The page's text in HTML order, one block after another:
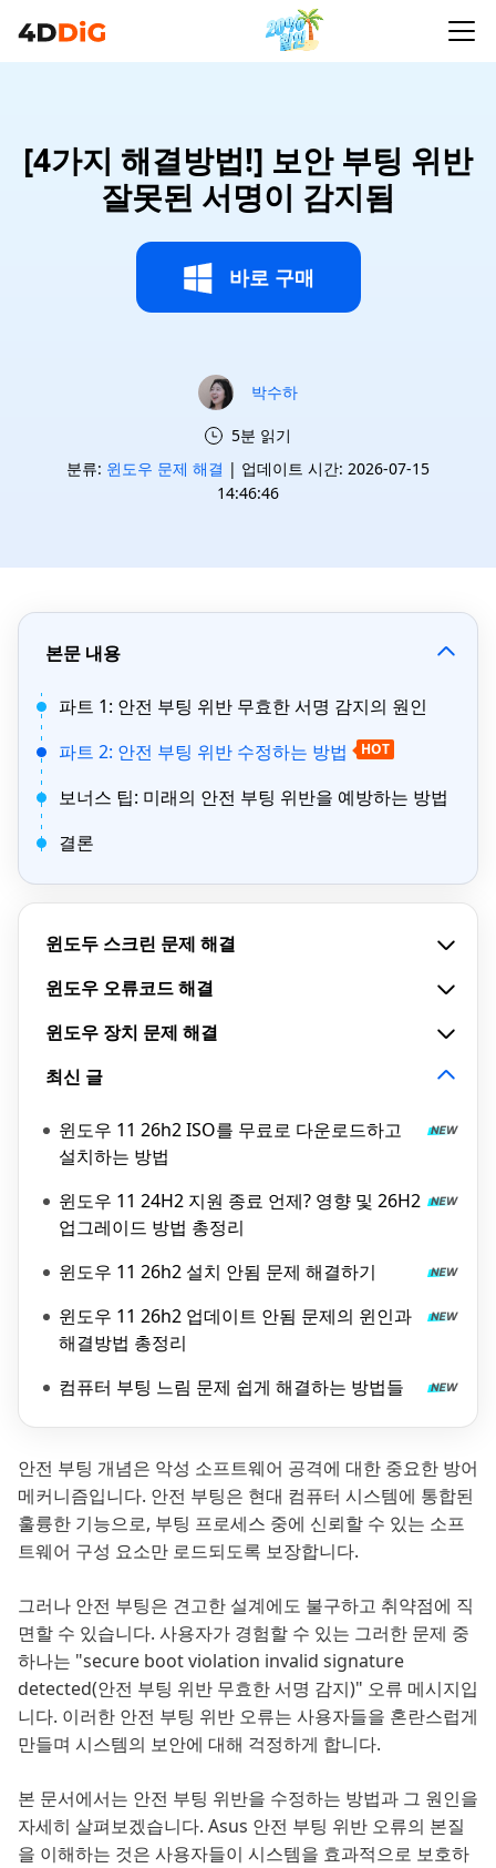
[4가지 해결방법!] 보안 부팅 위반
잘못된 서명이 감지됨
바로 구매
박수하
5분 읽기
분류: 윈도우 문제 해결 | 업데이트 시간: 2026-07-15
14:46:46
본문 내용
파트 1: 안전 부팅 위반 무효한 서명 감지의 원인
파트 2: 안전 부팅 위반 수정하는 방법
HOT
보너스 팁: 미래의 안전 부팅 위반을 예방하는 방법
결론
윈도두 스크린 문제 해결
윈도우 오류코드 해결
윈도우 장치 문제 해결
최신 글
윈도우 11 26h2 ISO를 무료로 다운로드하고
설치하는 방법
윈도우 11 24H2 지원 종료 언제? 영향 및 26H2
업그레이드 방법 총정리
윈도우 11 26h2 설치 안됨 문제 해결하기
윈도우 11 26h2 업데이트 안됨 문제의 윈인과
해결방법 총정리
컴퓨터 부팅 느림 문제 쉽게 해결하는 방법들
안전 부팅 개념은 악성 소프트웨어 공격에 대한 중요한 방어
메커니즘입니다. 안전 부팅은 현대 컴퓨터 시스템에 통합된
훌륭한 기능으로, 부팅 프로세스 중에 신뢰할 수 있는 소프
트웨어 구성 요소만 로드되도록 보장합니다.
그러나 안전 부팅은 견고한 설계에도 불구하고 취약점에 직
면할 수 있습니다. 사용자가 경험할 수 있는 그러한 문제 중
하나는 "secure boot violation invalid signature
detected(안전 부팅 위반 무효한 서명 감지)" 오류 메시지입
니다. 이러한 안전 부팅 위반 오류는 사용자들을 혼란스럽게
만들며 시스템의 보안에 대해 걱정하게 합니다.
본 문서에서는 안전 부팅 위반을 수정하는 방법과 그 원인을
자세히 살펴보겠습니다. Asus 안전 부팅 위반 오류의 본질
을 이해하는 것은 사용자들이 시스템을 효과적으로 보호하